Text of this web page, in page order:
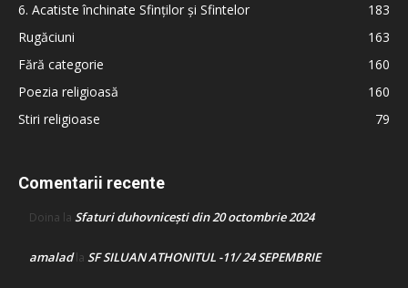
6. Acatiste închinate Sfinților și Sfintelor
183
Rugăciuni
163
Fără categorie
160
Poezia religioasă
160
Stiri religioase
79
Comentarii recente
Doina la Sfaturi duhovnicești din 20 octombrie 2024
amaladla SF SILUAN ATHONITUL -11/ 24 SEPEMBRIE